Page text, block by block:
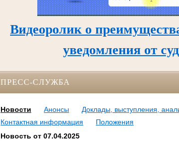
Видеоролик о
уведомления от
ПРЕСС-СЛУЖБА
Новости Анонсы Доклады, выступления,
Контактная информация
Положения
Новость от 07.04.2025